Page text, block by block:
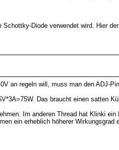
Diode verwendet wird. Hier
an regeln will, muss man den ADJ-
Das braucht einen satten
Im anderen Thread hat Klinki
ein erheblich höherer